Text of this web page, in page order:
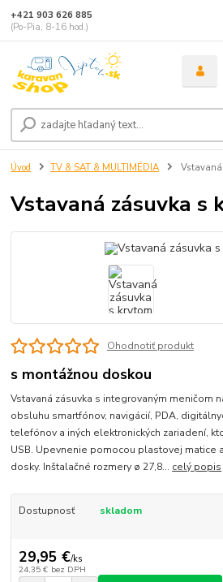
+421 903 626 885
(Po-Pia, 8-16 hod.)
Úvod TV & SAT & MULTIMÉDIA
Vstavaná zásuvka s
Ohodnotiť produkt
s montážnou doskou
Vstavaná zásuvka s integrovaným meničom
obsluhu smartfónov, navigácií, PDA,
telefónov a iných elektronických zariadení,
USB. Upevnenie pomocou plastovej matice
dosky. Inštalačné rozmery ø 27,8... celý popis
Dostupnosť skladom
29,95 €/ks
24,35 € bez DPH